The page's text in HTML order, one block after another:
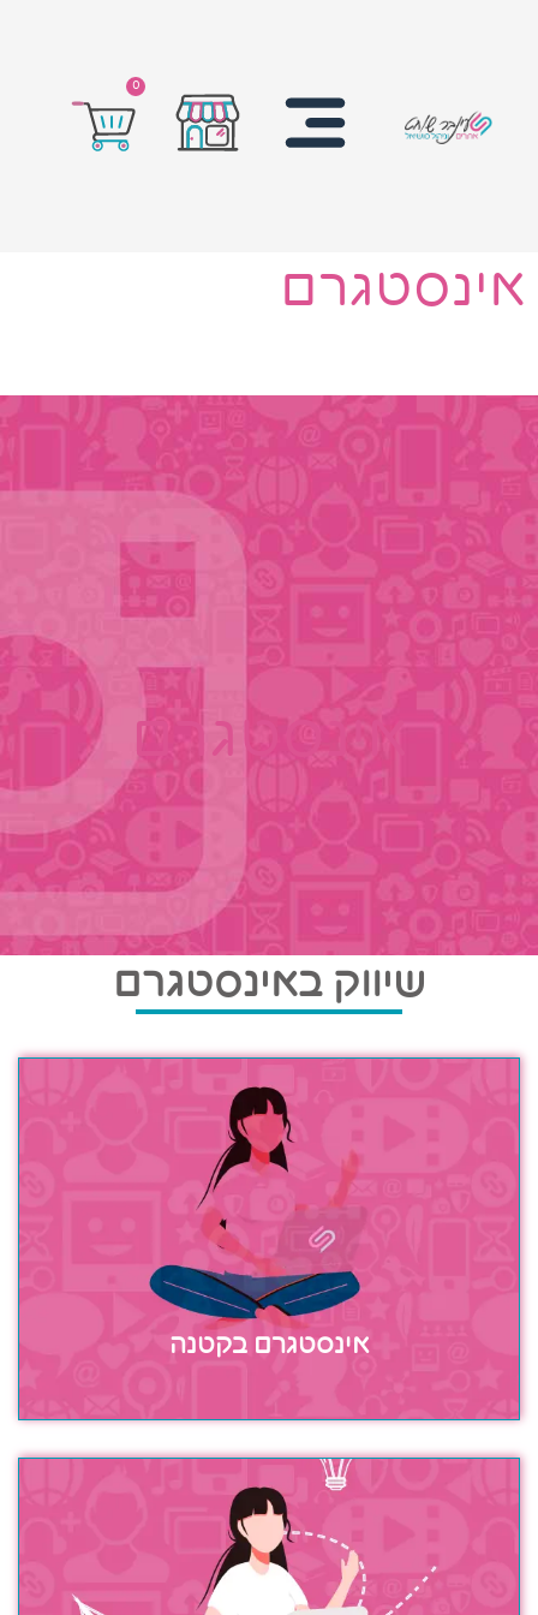
0
אינסטגרם
אינסטגרם
שיווק באינסטגרם
אינסטגרם בקטנה
אינסטגרם בקטנה
את יודעת שצריך לשווק אבל אין לך זמן או שטכנית אין לך
את הידע והיית מעוניינת לפעול ברשתות החברתיות?
חבילה זו מיועדת עבור עצמאיות שיודעות שצריך לשווק
אבל זקוקות רק לשיווק "בקטנה" רק כדי להראות נוכחות
ברשתות החברתיות
כן אני רוצה לשווק!
שיווק רק באינסטגרם
השיווק ברשתות החברתיות הוא חלק עיקרי מהשיווק של העסק אבל אין
לך זמן להתעסק עם הכתיבה, הפרסום והשתתפות בשרשורים אורגניים.